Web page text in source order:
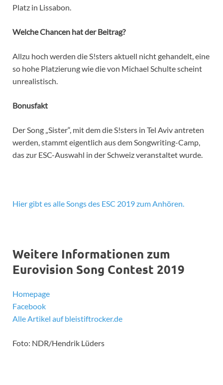
Platz in Lissabon.
Welche Chancen hat der Beitrag?
Allzu hoch werden die S!sters aktuell nicht gehandelt, eine
so hohe Platzierung wie die von Michael Schulte scheint
unrealistisch.
Bonusfakt
Der Song „Sister“, mit dem die S!sters in Tel Aviv antreten
werden, stammt eigentlich aus dem Songwriting-Camp,
das zur ESC-Auswahl in der Schweiz veranstaltet wurde.
Hier gibt es alle Songs des ESC 2019 zum Anhören.
Weitere Informationen zum
Eurovision Song Contest 2019
Homepage
Facebook
Alle Artikel auf bleistiftrocker.de
Foto: NDR/Hendrik Lüders